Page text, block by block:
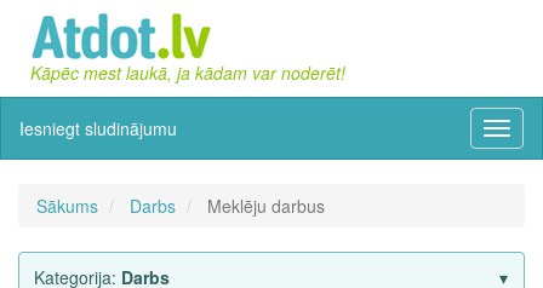
Kāpēc mest laukā, ja kādam var noderēt!
Iesniegt sludinājumu
Sākums Darbs Meklēju darbus
Kategorija: Darbs